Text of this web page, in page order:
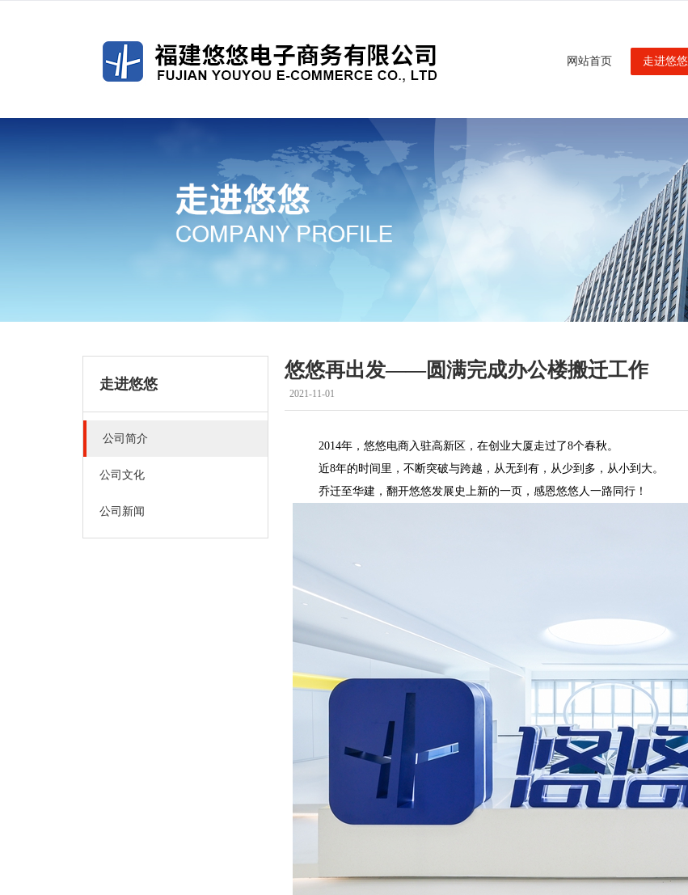
网站首页 走进悠悠
走进悠悠
公司简介
公司文化
公司新闻
悠悠再出发——圆满完成办公楼搬迁工作
2021-11-01
2014年，悠悠电商入驻高新区，在创业大厦走过了8个春秋。
近8年的时间里，不断突破与跨越，从无到有，从少到多，从小到大。
乔迁至华建，翻开悠悠发展史上新的一页，感恩悠悠人一路同行！